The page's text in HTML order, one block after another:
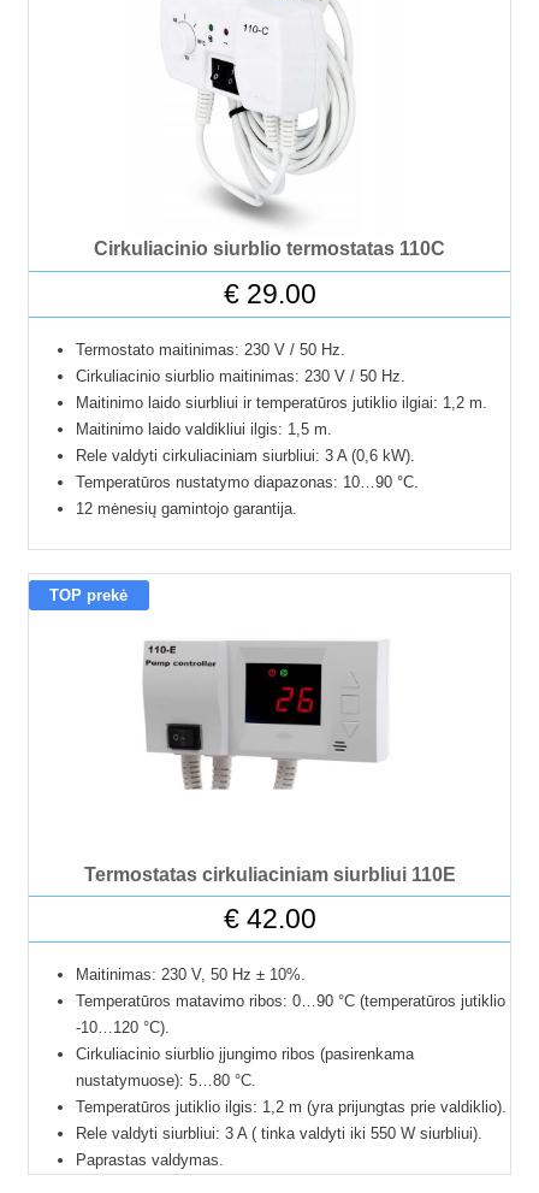
VALDIKLIŲ PALYGINIMAS
KONTAKTAI
Energijos suvartojimas: < 5W
12 mėnesių garantija.
Cirkuliacinio siurblio termostatas 110C
€29.00
Termostato maitinimas: 230 V / 50 Hz.
Cirkuliacinio siurblio maitinimas: 230 V / 50 Hz.
Maitinimo laido siurbliui ir temperatūros jutiklio ilgiai: 1,2 m.
Maitinimo laido valdikliui ilgis: 1,5 m.
Rele valdyti cirkuliaciniam siurbliui: 3 A (0,6 kW).
Temperatūros nustatymo diapazonas: 10…90 °C.
12 mėnesių gamintojo garantija.
TOP prekė
Termostatas cirkuliaciniam siurbliui 110E
€42.00
Maitinimas: 230 V, 50 Hz ± 10%.
Temperatūros matavimo ribos: 0…90 °C (temperatūros jutiklio
-10…120 °C).
Cirkuliacinio siurblio įjungimo ribos (pasirenkama
nustatymuose): 5…80 °C.
Temperatūros jutiklio ilgis: 1,2 m (yra prijungtas prie valdiklio).
Rele valdyti siurbliui: 3 A ( tinka valdyti iki 550 W siurbliui).
Paprastas valdymas.